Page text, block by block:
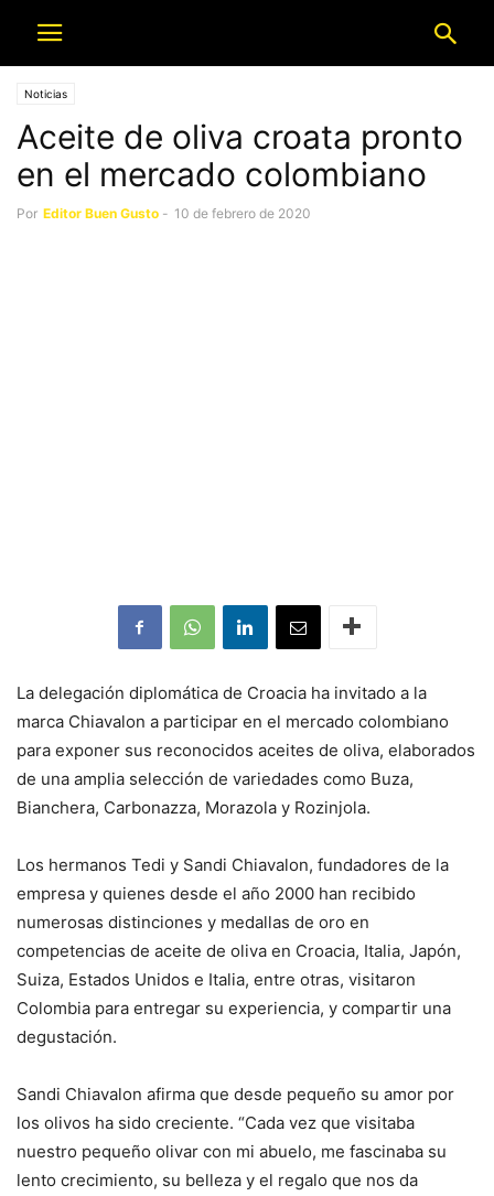
Noticias
Aceite de oliva croata pronto
en el mercado colombiano
Por Editor Buen Gusto - 10 de febrero de 2020
La delegación diplomática de Croacia ha invitado a la
marca Chiavalon a participar en el mercado colombiano
para exponer sus reconocidos aceites de oliva, elaborados
de una amplia selección de variedades como Buza,
Bianchera, Carbonazza, Morazola y Rozinjola.
Los hermanos Tedi y Sandi Chiavalon, fundadores de la
empresa y quienes desde el año 2000 han recibido
numerosas distinciones y medallas de oro en
competencias de aceite de oliva en Croacia, Italia, Japón,
Suiza, Estados Unidos e Italia, entre otras, visitaron
Colombia para entregar su experiencia, y compartir una
degustación.
Sandi Chiavalon afirma que desde pequeño su amor por
los olivos ha sido creciente. “Cada vez que visitaba
nuestro pequeño olivar con mi abuelo, me fascinaba su
lento crecimiento, su belleza y el regalo que nos da